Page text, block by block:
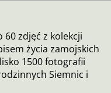
60 zdjęć z kolekcji
życia zamojskich
1500 fotografii
Siemnic i